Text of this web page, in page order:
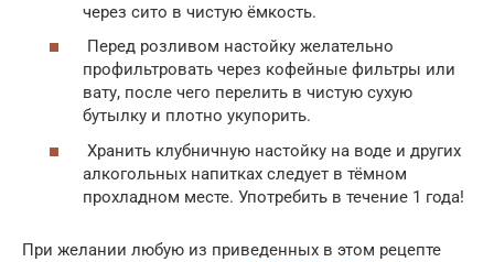
через сито в чистую ёмкость.
Перед розливом настойку желательно
профильтровать через кофейные фильтры или
вату, после чего перелить в чистую сухую
бутылку и плотно укупорить.
Хранить клубничную настойку на воде и других
алкогольных напитках следует в тёмном
прохладном месте. Употребить в течение 1 года!
При желании любую из приведенных в этом рецепте